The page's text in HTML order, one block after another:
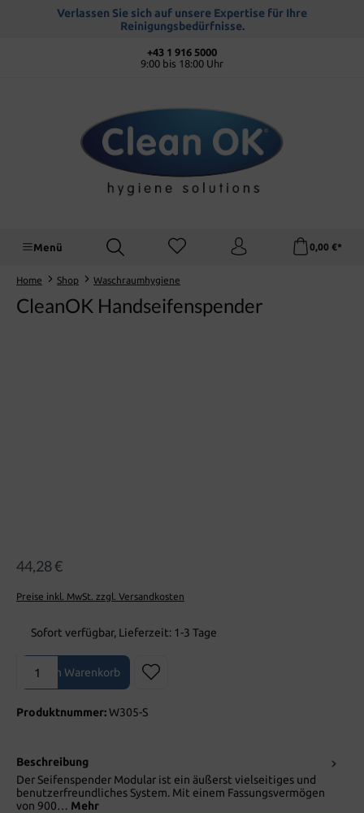
springenVerlassen Sie sich auf unsere Expertise für Ihre
Reinigungsbedürfnisse.
+43 1 916 5000
9:00 bis 18:00 Uhr
Menü 0,00 €*
Home Shop Waschraumhygiene
CleanOK Handseifenspender
44,28 €
Preise inkl. MwSt. zzgl. Versandkosten
Sofort verfügbar, Lieferzeit: 1-3 Tage
Produkt Anzahl: Gib den gewünschten Wert ein oder benutze die
In den Warenkorb
Produktnummer:W305-S
Beschreibung
Der Seifenspender Modular ist ein äußerst vielseitiges und
benutzerfreundliches System. Mit einem Fassungsvermögen
von 900… Mehr